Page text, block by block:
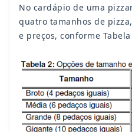
No cardápio de uma
quatro tamanhos de
e preços, conforme Tabela